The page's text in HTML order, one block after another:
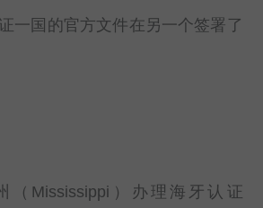
一国的官方文件在另一个签署了
Mississippi）办理海牙认证